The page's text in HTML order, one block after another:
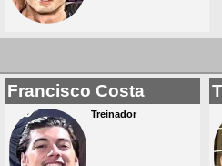
Francisco Costa
Treinador